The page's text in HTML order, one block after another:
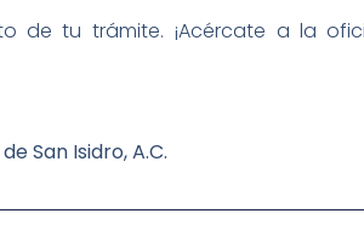
de tu trámite. ¡Acércate a la
San Isidro, A.C.